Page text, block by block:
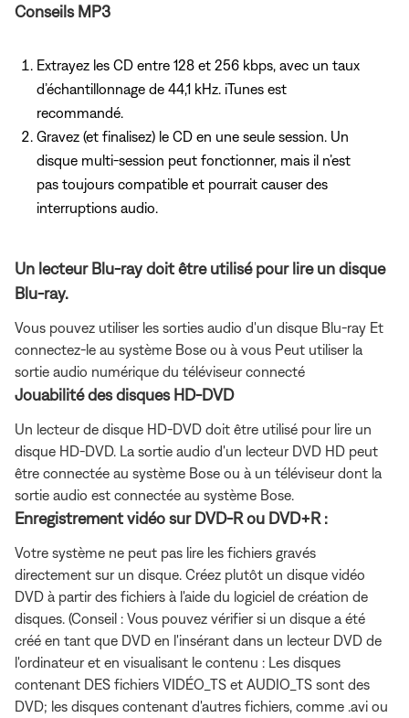
Conseils MP3
Extrayez les CD entre 128 et 256 kbps, avec un taux
d’échantillonnage de 44,1 kHz. iTunes est
recommandé.
Gravez (et finalisez) le CD en une seule session. Un
disque multi-session peut fonctionner, mais il n’est
pas toujours compatible et pourrait causer des
interruptions audio.
Un lecteur Blu-ray doit être utilisé pour lire un disque
Blu-ray.
Vous pouvez utiliser les sorties audio d'un disque Blu-ray Et
connectez-le au système Bose ou à vous Peut utiliser la
sortie audio numérique du téléviseur connecté
Jouabilité des disques HD-DVD
Un lecteur de disque HD-DVD doit être utilisé pour lire un
disque HD-DVD. La sortie audio d'un lecteur DVD HD peut
être connectée au système Bose ou à un téléviseur dont la
sortie audio est connectée au système Bose.
Enregistrement vidéo sur DVD-R ou DVD+R :
Votre système ne peut pas lire les fichiers gravés
directement sur un disque. Créez plutôt un disque vidéo
DVD à partir des fichiers à l'aide du logiciel de création de
disques. (Conseil : Vous pouvez vérifier si un disque a été
créé en tant que DVD en l'insérant dans un lecteur DVD de
l'ordinateur et en visualisant le contenu : Les disques
contenant DES fichiers VIDÉO_TS et AUDIO_TS sont des
DVD; les disques contenant d'autres fichiers, comme .avi ou